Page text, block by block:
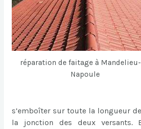
réparation de faitage à
Napoule
s’emboîter sur toute la longueur
la jonction des deux versants.